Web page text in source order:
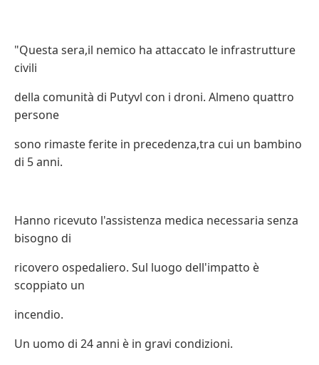
"Questa sera,il nemico ha attaccato le infrastrutture
civili
della comunità di Putyvl con i droni. Almeno quattro
persone
sono rimaste ferite in precedenza,tra cui un bambino
di 5 anni.
Hanno ricevuto l'assistenza medica necessaria senza
bisogno di
ricovero ospedaliero. Sul luogo dell'impatto è
scoppiato un
incendio.
Un uomo di 24 anni è in gravi condizioni.